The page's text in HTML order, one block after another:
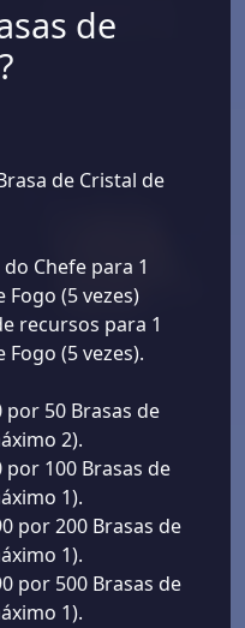
de
de Cristal de
Chefe para 1
Fogo (5 vezes)
recursos para 1
Fogo (5 vezes).
por 50 Brasas de
2).
por 100 Brasas de
1).
por 200 Brasas de
1).
por 500 Brasas de
1).